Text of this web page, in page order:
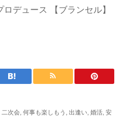
デュース 【ブランセル】
二次会, 何事も楽しもう , 出逢い, 婚活, 安